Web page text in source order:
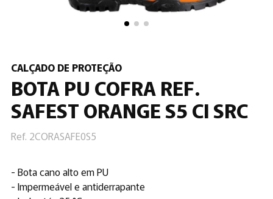
CALÇADO DE PROTEÇÃO
BOTA PU COFRA REF.
SAFEST ORANGE S5 CI SRC
Ref. 2CORASAFE0S5
- Bota cano alto em PU
- Impermeável e antiderrapante